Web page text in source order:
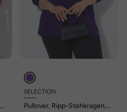
SELECTION
Pullover, Ripp-Stehkragen,